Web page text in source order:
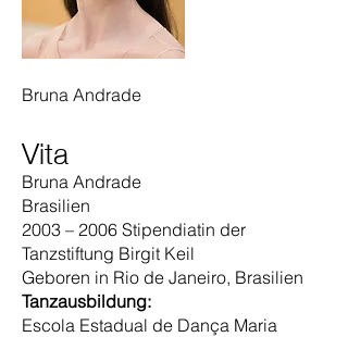
Bruna Andrade
Vita
Bruna Andrade
Brasilien
2003 – 2006 Stipendiatin der
Tanzstiftung Birgit Keil
Geboren in Rio de Janeiro, Brasilien
Tanzausbildung:
Escola Estadual de Dança Maria